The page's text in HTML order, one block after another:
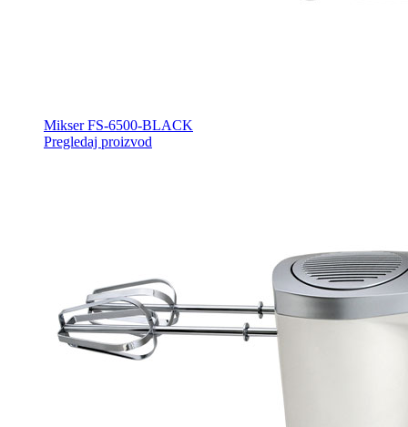
Mikser FS-6500-BLACK
Pregledaj proizvod